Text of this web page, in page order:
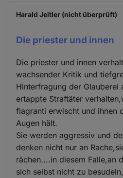
Harald Jeitler (nicht überprüft)
Die priester und innen
Die priester und innen
wachsender Kritik und
Hinterfragung der Glauberei
ertappte Straftäter
flagranti erwischt und ihnen
Augen hält.
Sie werden aggressiv und
denken nicht nur an
rächen....in diesem Falle,an
sich selbst nicht zu